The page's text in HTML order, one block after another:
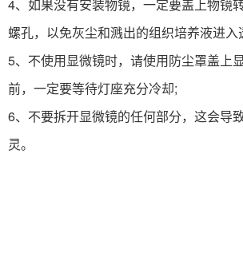
4、如果没有安装物镜，一定要盖上物镜
螺孔，以免灰尘和溅出的组织培养液进入
5、不使用显微镜时，请使用防尘罩盖上
前，一定要等待灯座充分冷却;
6、不要拆开显微镜的任何部分，这会导
灵。